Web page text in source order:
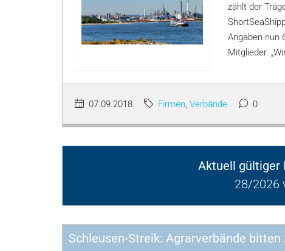
zählt der
Angaben nun
Mitglieder.
07.09.2018 Firmen, Verbände 0
Aktuell gültiger
28/2026
Schleusen-Streik: Agrarverbände bitten